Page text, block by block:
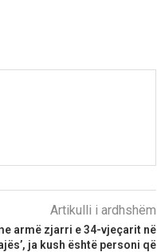
Artikulli i ardhshëm
armë zjarri e 34-vjeçarit në
ja kush është personi që